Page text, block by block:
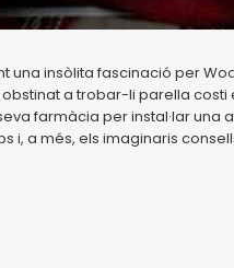
una insòlita fascinació per
a trobar-li parella costi
farmàcia per instal·lar una
i, a més, els imaginaris